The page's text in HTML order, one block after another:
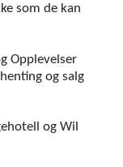
som de kan
Opplevelser
og salg
og Wil